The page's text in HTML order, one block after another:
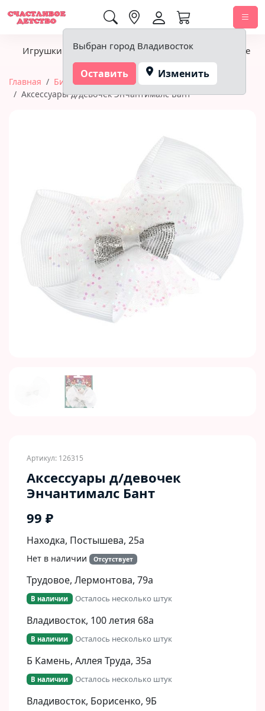
Выбран город Владивосток
Оставить Изменить
Игрушки Детское питание Подгузники, гигиена
Главная
Бижутерия и украшения
Аксессуары д/девочек Энчантималс Бант
Previous
Артикул: 126315
Аксессуары д/девочек
Энчантималс Бант
99 ₽
Находка, Постышева, 25а
Нет в наличии Отсутствует
Трудовое, Лермонтова, 79а
В наличии Осталось несколько штук
Владивосток, 100 летия 68а
В наличии Осталось несколько штук
Б Камень, Аллея Труда, 35а
В наличии Осталось несколько штук
Владивосток, Борисенко, 9Б​